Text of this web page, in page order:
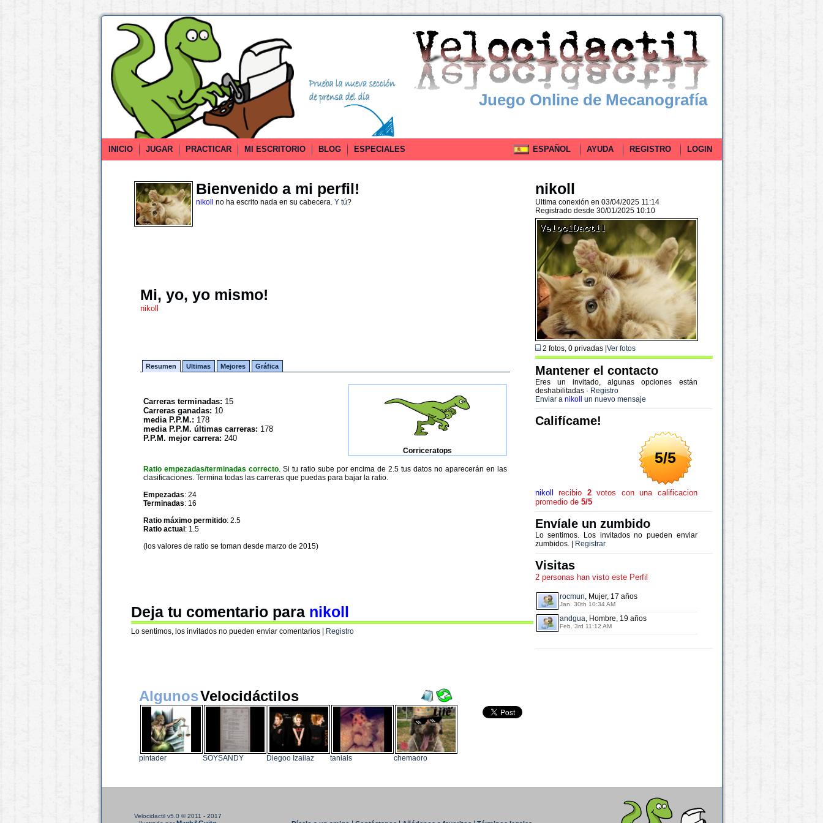
Juego Online de Mecanografía
INICIO JUGAR PRACTICAR MI ESCRITORIO BLOG ESPECIALES ESPAÑOL AYUDA REGISTRO LOGIN
Bienvenido a mi perfil!
nikoll no ha escrito nada en su cabecera. Y tú?
Mi, yo, yo mismo!
nikoll
Resumen Ultimas Mejores Gráfica
Carreras terminadas: 15
Carreras ganadas: 10
media P.P.M.: 178
media P.P.M. últimas carreras: 178
P.P.M. mejor carrera: 240
Corriceratops
Ratio empezadas/terminadas correcto. Si tu ratio sube por encima de 2.5 tus datos no aparecerán en las
clasificaciones. Termina todas las carreras que puedas para bajar la ratio.
Empezadas: 24
Terminadas: 16
Ratio máximo permitido: 2.5
Ratio actual : 1.5
(los valores de ratio se toman desde marzo de 2015)
Deja tu comentario para nikoll
Lo sentimos, los invitados no pueden enviar comentarios | Registro
nikoll
Ultima conexión en 03/04/2025 11:14
Registrado desde 30/01/2025 10:10
2 fotos, 0 privadas | Ver fotos
Mantener el contacto
Eres un invitado, algunas opciones están
deshabilitadas · Registro
Enviar a nikoll un nuevo mensaje
Califícame!
5/5
nikoll recibio 2votos con una calificacion
promedio de 5/5
Envíale un zumbido
Lo sentimos. Los invitados no pueden enviar
zumbidos. |
Registrar
Visitas
2 personas han visto este Perfil
rocmun, Mujer, 17 años
Jan. 30th 10:34 AM
andgua, Hombre, 19 años
Feb. 3rd 11:12 AM
AlgunosVelocidáctilos
pintader SOYSANDY Diegoo Izaiiaz tanials chemaoro
Velocidactil v5.0 © 2011 - 2017